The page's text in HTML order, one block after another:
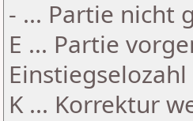
- ... Partie nicht
E ... Partie
K ... Korrektur